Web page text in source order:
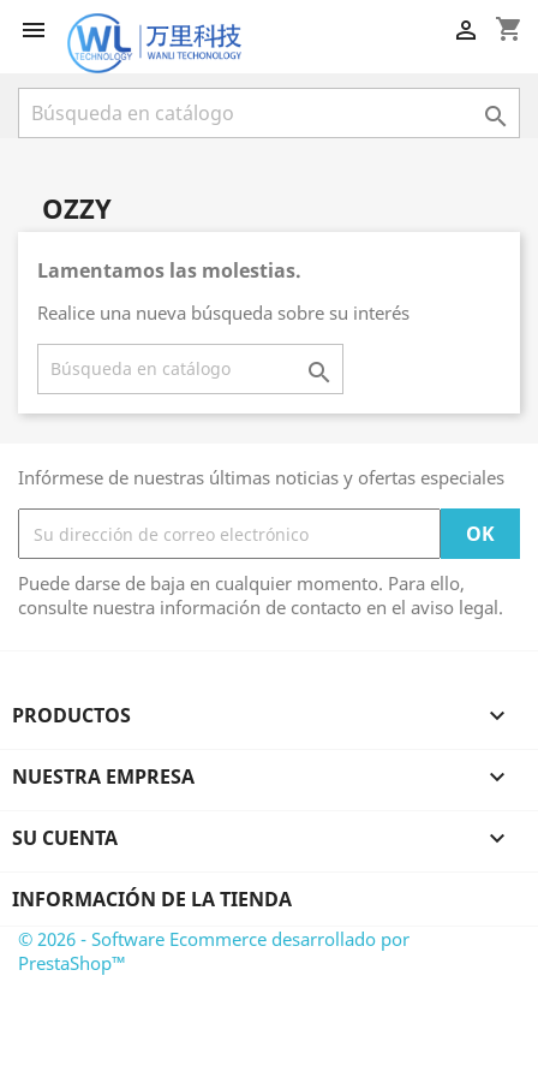
 shopping_cart


OZZY
Lamentamos las molestias.
Realice una nueva búsqueda sobre su interés

Infórmese de nuestras últimas noticias y ofertas especiales
Puede darse de baja en cualquier momento. Para ello,
consulte nuestra información de contacto en el aviso legal.
PRODUCTOS 
NUESTRA EMPRESA 
SU CUENTA 
INFORMACIÓN DE LA TIENDA
© 2026 - Software Ecommerce desarrollado por
PrestaShop™